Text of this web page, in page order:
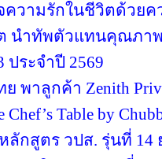
จความรักในชีวิตด้วย
ต นำทัพตัวแทนคุณภ
ประจำปี 2569
พาลูกค้า Zenith
Table by
ลักสูตร วปส. รุ่นที่ 14